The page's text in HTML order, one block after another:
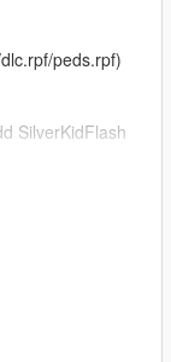
peds.rpf)
SilverKidFlash
(go in